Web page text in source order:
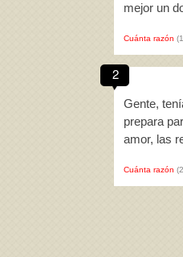
mejor un
Cuánta razón
2
Gente,
prepara
amor, las
Cuánta razón